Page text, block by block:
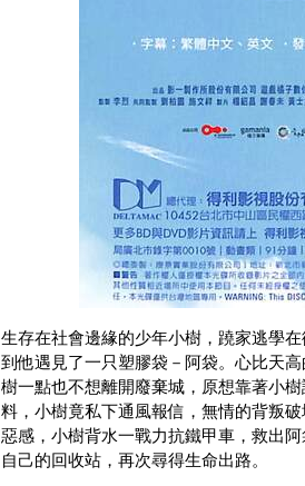
生存在社會邊緣的少年小樹，蹺家逃學
到他遇見了一只塑膠袋－阿袋。心比天
樹一點也不想離開廢棄城，原想靠著小
料，小樹竟私下通風報信，無情的背叛
惡感，小樹背水一戰力抗鐵甲車，救出
自己的回收站，再次尋得生命出路。